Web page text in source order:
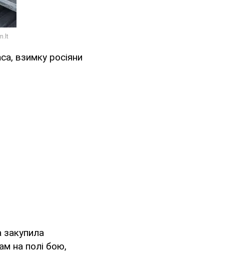
взимку росіяни
закупила
на полі бою,